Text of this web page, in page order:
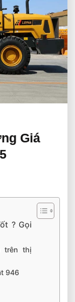
Giá
?️ Gọi
trên thị
946